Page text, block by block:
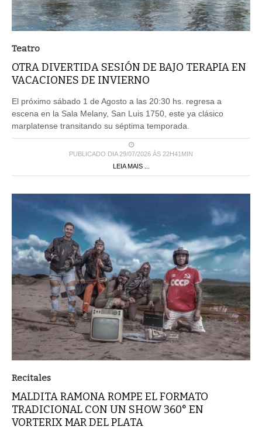
Teatro
OTRA DIVERTIDA SESIÓN DE BAJO TERAPIA EN
VACACIONES DE INVIERNO
El próximo sábado 1 de Agosto a las 20:30 hs. regresa a
escena en la Sala Melany, San Luis 1750, este ya clásico
marplatense transitando su séptima temporada.
PUBLICADO DIA 29/07/2026 ÀS 22H41MIN
LEIA MAIS ...
Recitales
MALDITA RAMONA ROMPE EL FORMATO
TRADICIONAL CON UN SHOW 360° EN
VORTERIX MAR DEL PLATA